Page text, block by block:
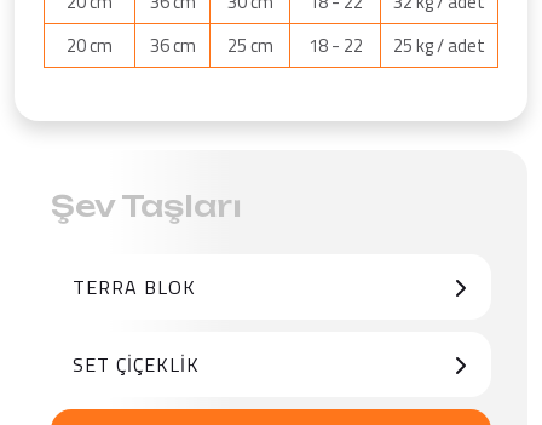
20 cm
36 cm 25 cm 18 - 22 25 kg / adet
Şev Taşları
TERRA BLOK
SET ÇIÇEKLIK